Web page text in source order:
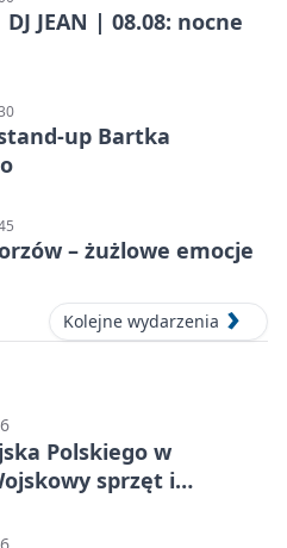
JEAN | 08.08: nocne
up Bartka
– żużlowe emocje
Kolejne wydarzenia
Polskiego w
sprzęt i